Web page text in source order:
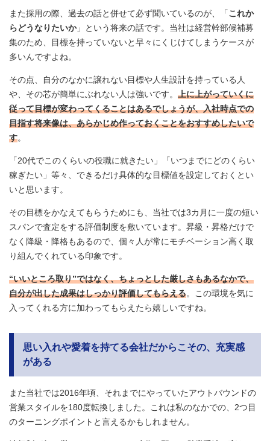
また採用の際、過去の話と併せて必ず聞いているのが、「これか
らどうなりたいか」という将来の話です。当社は経営幹部候補募
集のため、目標を持っていないと早々にくじけてしまうケースが
多いんですよね。
その点、自分のなかに譲れない目標や人生設計を持っている人
や、その芯が簡単にぶれない人は強いです。 上に上がっていくに
従って目標が変わってくることはあるでしょうが、入社時点での
目指す将来像は、あらかじめ作っておくことをおすすめしたいで
す。
「20代でこのくらいの役職に就きたい」「いつまでにどのくらい
稼ぎたい」等々、できるだけ具体的な目標値を設定しておくとい
いと思います。
その目標をかなえてもらうためにも、当社では3カ月に一度の短い
スパンで査定をする評価制度を敷いています。昇級・昇格だけで
なく降級・降格もあるので、個々人が常にモチベーション高く取
り組んでくれている印象です。
“いいところ取り”ではなく、ちょっとした厳しさもあるなかで、
自分が出した成果はしっかり評価してもらえる。この環境を気に
入ってくれる方に加わってもらえたら嬉しいですね。
思い入れや愛着を持てる会社だからこその、充実感
がある
また当社では2016年頃、それまでにやっていたアウトバウンドの
営業スタイルを180度転換しました。これは私のなかでの、2つ目
のターニングポイントと言えるかもしれません。